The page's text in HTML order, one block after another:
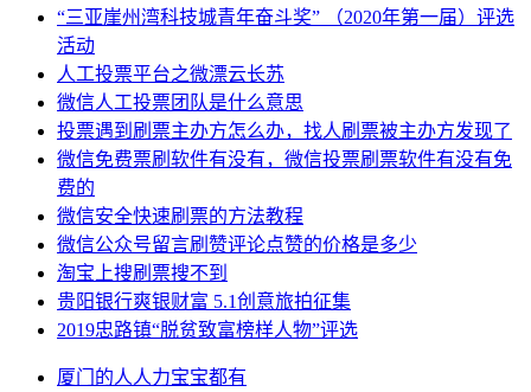
“三亚崖州湾科技城青年奋斗奖” （2020年第一届）评选
活动
人工投票平台之微漂云长苏
微信人工投票团队是什么意思
投票遇到刷票主办方怎么办，找人刷票被主办方发现了
微信免费票刷软件有没有，微信投票刷票软件有没有免
费的
微信安全快速刷票的方法教程
微信公众号留言刷赞评论点赞的价格是多少
淘宝上搜刷票搜不到
贵阳银行爽银财富 5.1创意旅拍征集
2019忠路镇“脱贫致富榜样人物”评选
厦门 的人 人力宝宝都有